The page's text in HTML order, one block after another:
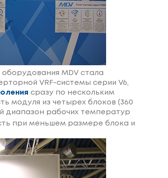
MDV стала
VRF-системы серии V6,
сразу по нескольким
модуля из четырех блоков (360
диапазон рабочих температур
при меньшем размере блока и